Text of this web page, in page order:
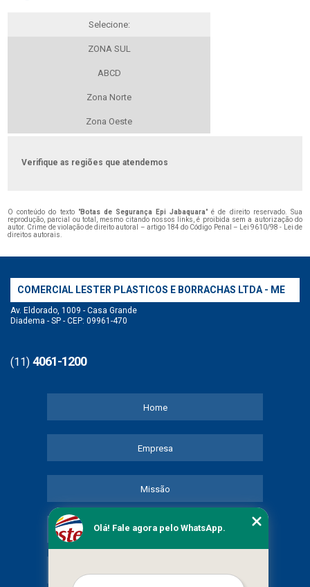
Selecione:
ZONA SUL
ABCD
Zona Norte
Zona Oeste
Verifique as regiões que atendemos
O conteúdo do texto "Botas de Segurança Epi Jabaquara" é de direito reservado. Sua
reprodução, parcial ou total, mesmo citando nossos links, é proibida sem a autorização do
autor. Crime de violação de direito autoral – artigo 184 do Código Penal –
Lei 9610/98 - Lei de
direitos autorais
COMERCIAL LESTER PLASTICOS E BORRACHAS LTDA - ME
Av. Eldorado, 1009 - Casa Grande
Diadema - SP - CEP: 09961-470
(11) 4061-1200
Home
Empresa
Missão
Serviços
Olá! Fale agora pelo WhatsApp.